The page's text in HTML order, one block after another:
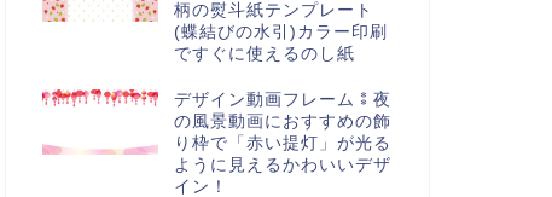
柄の熨斗紙テンプレート
(蝶結びの水引)カラー印刷
ですぐに使えるのし紙
デザイン動画フレーム⁑夜
の風景動画におすすめの飾
り枠で「赤い提灯」が光る
ように見えるかわいいデザ
イン！